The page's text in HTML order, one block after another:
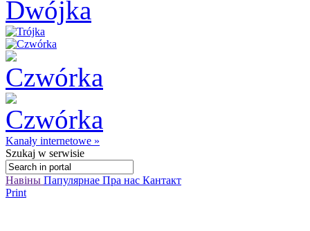
Kanały internetowe »
Szukaj w serwisie
Навіны Папулярнае Пра нас Кантакт
Print